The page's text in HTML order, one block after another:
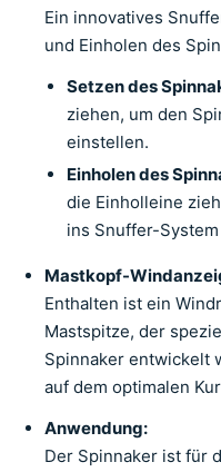
Ein innovatives
und Einholen des
Setzen des
ziehen, um den
einstellen.
Einholen des
die Einholleine
ins Snuffer-
Mastkopf-
Enthalten ist ein
Mastspitze, der
Spinnaker entwickelt
auf dem optimalen
Anwendung:
Der Spinnaker ist für